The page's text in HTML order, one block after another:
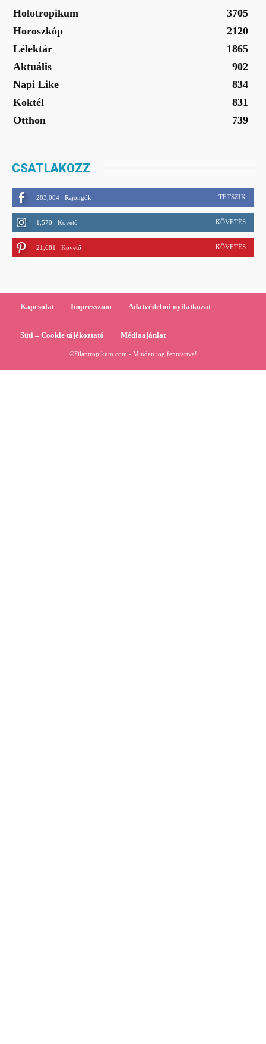
Holotropikum
3705
Horoszkóp
2120
Lélektár
1865
Aktuális
902
Napi Like
834
Koktél
831
Otthon
739
CSATLAKOZZ
283,064 Rajongók TETSZIK
1,570 Követő KÖVETÉS
21,681 Követő KÖVETÉS
Kapcsolat Impresszum Adatvédelmi nyilatkozat
Süti – Cookie tájékoztató Médiaajánlat
©Filantropikum.com - Minden jog fenntartva!